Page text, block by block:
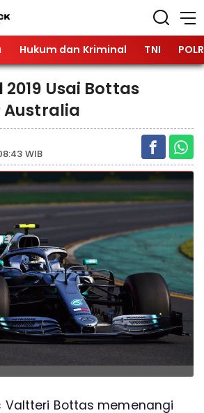
Hukum dan Kriminal TNI
2019 Usai Bottas
Australia
WIB
Valtteri Bottas memenangi